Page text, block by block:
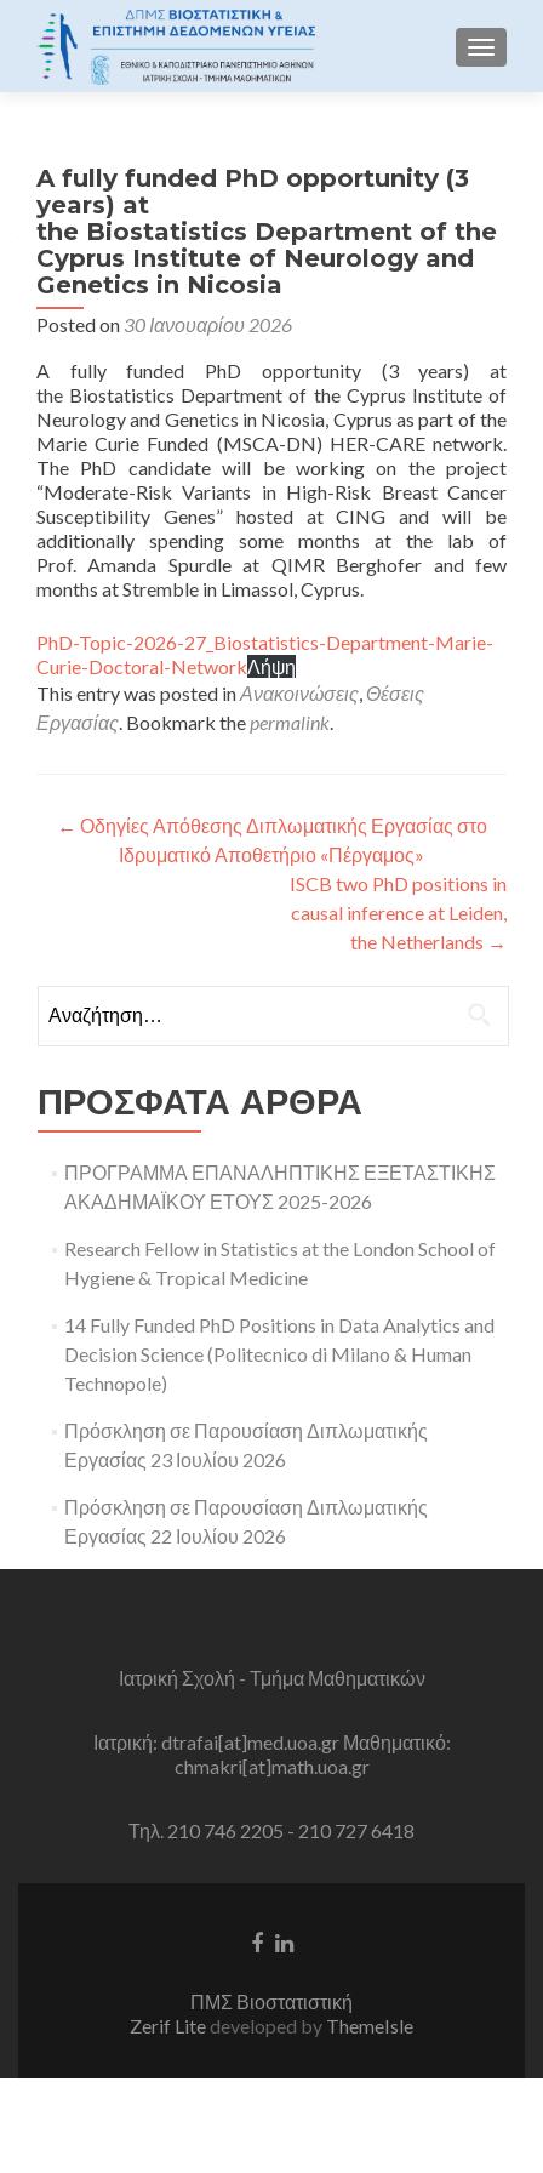
A fully funded PhD opportunity (3
years) at
the Biostatistics Department of the
Cyprus Institute of Neurology and
Genetics in Nicosia
Posted on 30 Ιανουαρίου 2026
A fully funded PhD opportunity (3 years) at
the Biostatistics Department of the Cyprus Institute of
Neurology and Genetics in Nicosia, Cyprus as part of the
Marie Curie Funded (MSCA-DN) HER-CARE network.
The PhD candidate will be working on the project
“Moderate-Risk Variants in High-Risk Breast Cancer
Susceptibility Genes” hosted at CING and will be
additionally spending some months at the lab of
Prof. Amanda Spurdle at QIMR Berghofer and few
months at Stremble in Limassol, Cyprus.
PhD-Topic-2026-27_Biostatistics-Department-Marie-
Curie-Doctoral-NetworkΛήψη
This entry was posted inΑνακοινώσεις, Θέσεις
Εργασίας. Bookmark thepermalink.
Πλοήγηση άρθρων
← Οδηγίες Απόθεσης Διπλωματικής Εργασίας στο
Ιδρυματικό Αποθετήριο «Πέργαμος»
ISCB two PhD positions in
causal inference at Leiden,
the Netherlands →
ΠΡΌΣΦΑΤΑ ΆΡΘΡΑ
ΠΡΟΓΡΑΜΜΑ ΕΠΑΝΑΛΗΠΤΙΚΗΣ ΕΞΕΤΑΣΤΙΚΗΣ
ΑΚΑΔΗΜΑΪΚΟΥ ΕΤΟΥΣ 2025-2026
Research Fellow in Statistics at the London School of
Hygiene & Tropical Medicine
14 Fully Funded PhD Positions in Data Analytics and
Decision Science (Politecnico di Milano & Human
Technopole)
Πρόσκληση σε Παρουσίαση Διπλωματικής
Εργασίας 23 Ιουλίου 2026
Πρόσκληση σε Παρουσίαση Διπλωματικής
Εργασίας 22 Ιουλίου 2026
Ιατρική Σχολή - Τμήμα Μαθηματικών
Ιατρική: dtrafai[at]med.uoa.gr Μαθηματικό:
chmakri[at]math.uoa.gr
Τηλ. 210 746 2205 - 210 727 6418
Facebook
Linkedin
ΠΜΣ Βιοστατιστική
Zerif Lite developed by ThemeIsle